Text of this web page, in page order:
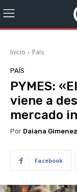
Inicio País
PAÍS
PYMES:
viene a
mercado
Por Daiana Gimenez
Facebook